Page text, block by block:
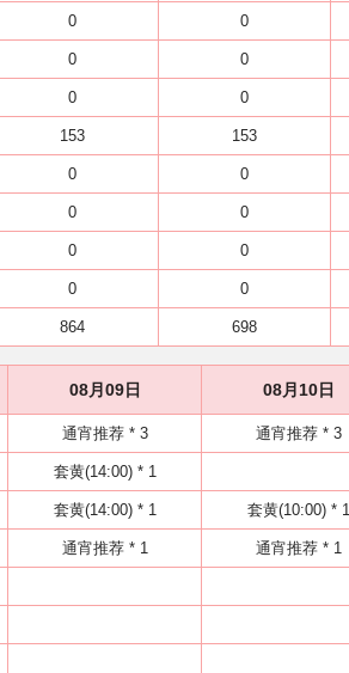
0 0
0 0
0 0
153 153
0 0
0 0
0 0
0 0
864 698
08月09日 08月10日
通宵推荐 * 3 通宵推荐 * 3
套黄(14:00) * 1
套黄(14:00) * 1 套黄(10:00) * 1
通宵推荐 * 1 通宵推荐 * 1